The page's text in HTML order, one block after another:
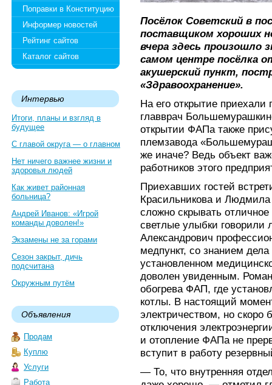
Поправки в Конституцию
Информер новостей
Рейтинг сайтов
Каталог сайтов
Интервью
Итоги, планы и взгляд в
будущее
С главой округа — о главном
Нет ничего важнее жизни и
здоровья людей
Как живет районная
больница?
Андрей Иванов: «Игрой
команды доволен!»
Экзамены не за горами
Сезон закрыт, дичь
подсчитана
Окружным путём
Объявления
Продам
Куплю
Услуги
Работа
Посёлок Советский в
поставщиком хороших
вчера здесь произошло
самом центре посёлка
акушерский пункт,
«Здравоохранение».
На его открытие
главврач
открытии ФАПа также
племзавода
же иначе? Ведь объект
работников этого
Приехавших гостей
Красильникова и
сложно скрывать
светлые улыбки говорили
Александрович
медпункт, со знанием
установленном
доволен увиденным. Роман
обогрева ФАП, где
котлы. В настоящий
электричеством, но скоро
отключения
и отопление ФАПа не
вступит в работу
— То, что внутренняя